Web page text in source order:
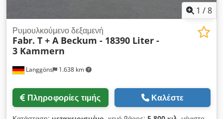
1 /8
Langgöns 1.638 km
Ρυμουλκούμενο δεξαμενή
Fabr. T + A Beckum - 18390 Liter -
3 Kammern
Πληροφορίες τιμής Καλέστε